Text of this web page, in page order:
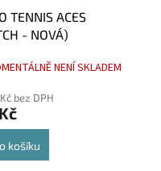
TENNIS ACES
- NOVÁ)
NENÍ SKLADEM
bez DPH
košíku